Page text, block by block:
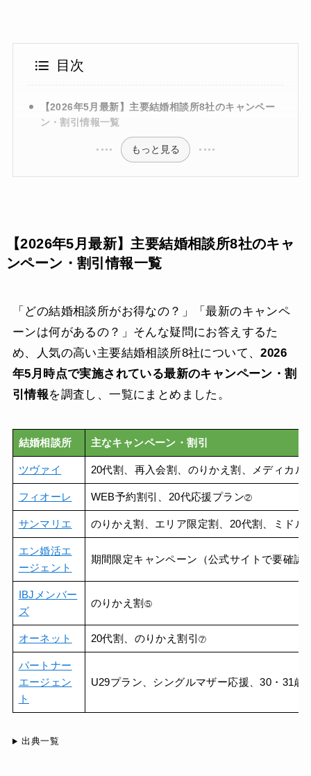
目次
【2026年5月最新】主要結婚相談所8社のキャンペー
ン・割引情報一覧
もっと見る
【2026年5月最新】主要結婚相談所8社のキャ
ンペーン・割引情報一覧
「どの結婚相談所がお得なの？」「最新のキャンペ
ーンは何があるの？」そんな疑問にお答えするた
め、人気の高い主要結婚相談所8社について、2026
年5月時点で実施されている最新のキャンペーン・割
引情報を調査し、一覧にまとめました。
結婚相談所 主なキャンペーン・割引
ツヴァイ 20代割、再入会割、のりかえ割、メディカル
フィオーレ WEB予約割引、20代応援プラン②
サンマリエ のりかえ割、エリア限定割、20代割、ミドル
エン婚活エ
ージェント
期間限定キャンペーン（公式サイトで要確認
IBJメンバー
ズ
のりかえ割 ⑤
オーネット 20代割、のりかえ割引 ⑦
パートナー
エージェン
ト
U29プラン、シングルマザー応援、30・31歳
出典一覧